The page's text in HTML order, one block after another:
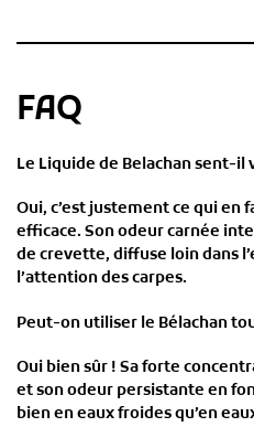
FAQ
Le Liquide de Belachan sent-il
Oui, c’est justement ce qui en
efficace. Son odeur carnée
de crevette, diffuse loin dans
l’attention des carpes.
Peut-on utiliser le Bélachan
Oui bien sûr ! Sa forte
et son odeur persistante en
bien en eaux froides qu’en